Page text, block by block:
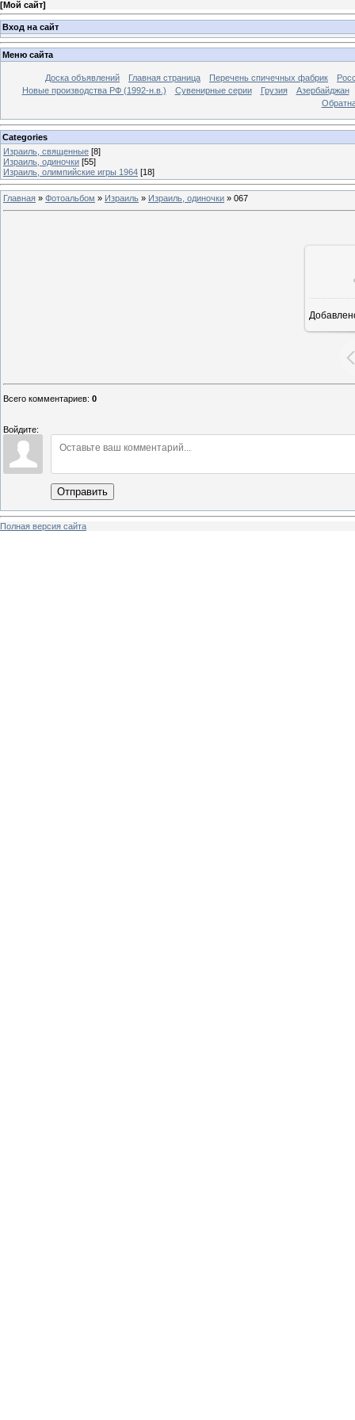
[Мой сайт]
Вход на сайт
Меню сайта
Доска объявлений Главная страница Перечень спичечных фабрик
Новые производства РФ (1992-н.в.)
Сувенирные серии Грузия
Азербайджан
Categories
Израиль, священные [8]
Израиль, одиночки [55]
Израиль, олимпийские игры 1964 [18]
Главная » Фотоальбом » Израиль » Израиль, одиночки » 067
Всего комментариев: 0
Войдите:
Отправить
Полная версия сайта